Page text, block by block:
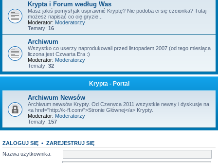
Krypta i Forum według Was
Masz jakiś pomysł jak usprawnić Kryptę? Nie podoba ci się czcionka? Tutaj
możesz napisać co cię gryzie...
Moderator: Moderatorzy
Tematy: 16
Archiwum
Wszystko co userzy naprodukowali przed listopadem 2007 (od tego miesiąca
liczona jest Czwarta Era :)
Moderator: Moderatorzy
Tematy: 32
Krypta - Portal
Archiwum Newsów
Archiwum newsów Krypty. Od Czerwca 2011 wszystkie newsy i dyskusje na
<a href="http://k-ff.com/">Stronie Głównej</a> Krypty.
Moderator: Moderatorzy
Tematy: 157
ZALOGUJ SIĘ • ZAREJESTRUJ SIĘ
Nazwa użytkownika: